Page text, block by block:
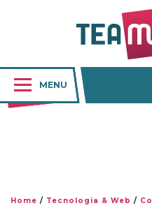
MENU
Home / Tecnologia & Web /